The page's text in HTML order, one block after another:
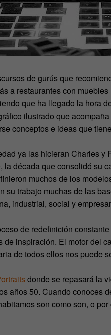
de gurús que
a restaurantes con
que ha llegado la hora
ilustrado que
conceptos e ideas que
ya las hicieran Charles y
década que consolidó su
muchos de los
su trabajo muchas de las
industrial, social y
de redefinición
inspiración. El motor del
de todos ellos nos puede
donde se repasará la
años 50. Cuando conoces
son como son, o